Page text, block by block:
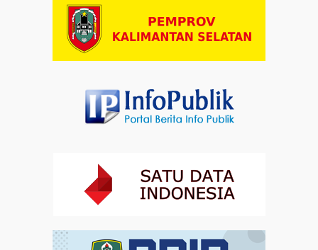
Dalam Zikir dan Doa Kebangsaan, Tio Menemukan
Makna Keberagaman
Artikel 01-08-2026 18:00
Kebangsaan di Monas
31-07-2026 16:04
Pandang terhadap Penyandang Disabilitas